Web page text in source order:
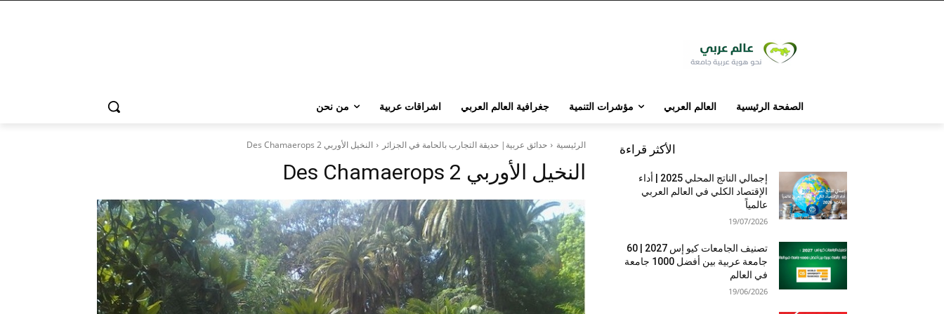
الصفحة الرئيسية العالم العربي مؤشرات التنمية جغرافية العالم العربي اشراقات عربية من نحن
الرئيسية حدائق عربية| حديقة التجارب بالحامة في الجزائر النخيل الأوربي Des Chamaerops 2
النخيل الأوربي Des Chamaerops 2
الأكثر قراءة
إجمالي الناتج المحلي 2025 | أداء
الإقتصاد الكلي في العالم العربي
عالمياً
19/07/2026
تصنيف الجامعات كيو إس 2027 | 60
جامعة عربية بين أفضل 1000 جامعة
في العالم
19/06/2026